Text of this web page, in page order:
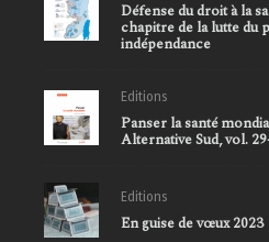
Défense du droit à la
chapitre de la lutte du
indépendance
Editions
Panser la santé
Alternative Sud, vol.
Editions
En guise de vœux 2023